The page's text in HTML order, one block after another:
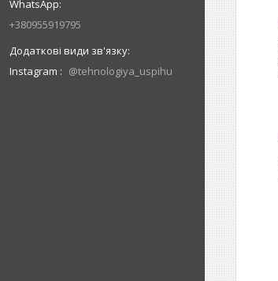
+380955919795
Instagram @tehnologiya_uspihu